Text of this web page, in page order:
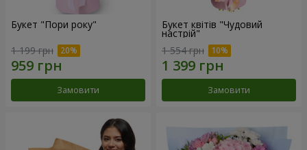
Букет "Пори року"
1 199 грн
Замовити
Букет квітів "Чудовий
настрій"
1 554 грн
Замовити